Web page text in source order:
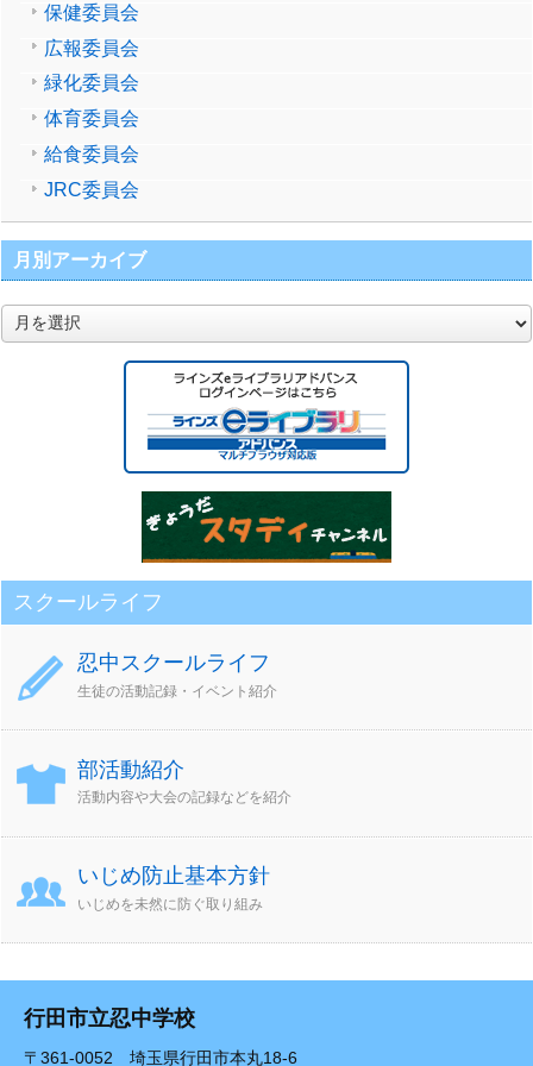
保健委員会
広報委員会
緑化委員会
体育委員会
給食委員会
JRC委員会
月別アーカイブ
月
別
スクールライフ
忍中スクールライフ
生徒の活動記録・イベント紹介
部活動紹介
活動内容や大会の記録などを紹介
いじめ防止基本方針
いじめを未然に防ぐ取り組み
行田市立忍中学校
〒361-0052 埼玉県行田市本丸18-6